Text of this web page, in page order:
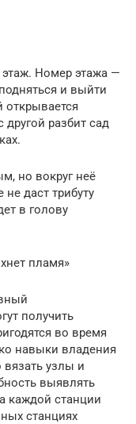
Номер этажа —
и выйти
разбит сад
но вокруг неё
даст трибуту
в голову
пламя»
получить
во время
навыки владения
узлы и
выявлять
каждой станции
станциях